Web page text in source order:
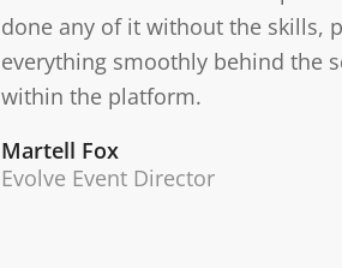
done any of it without the skills,
everything smoothly behind the
within the platform.
Martell Fox
Evolve Event Director